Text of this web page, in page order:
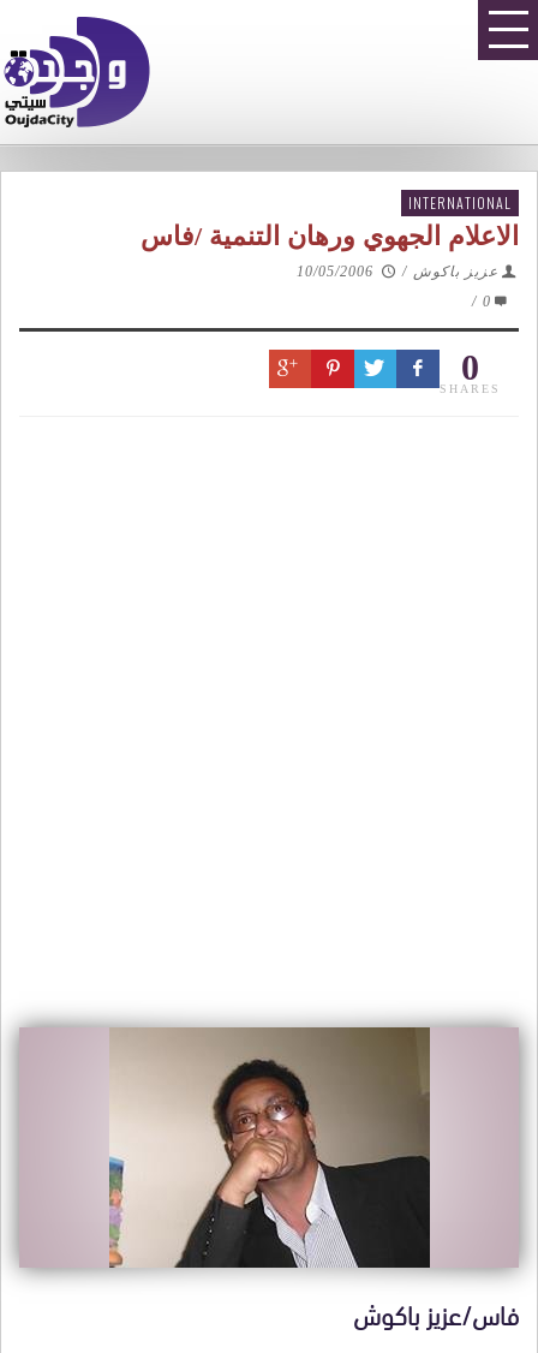
INTERNATIONAL
الاعلام الجهوي ورهان التنمية /فاس
عزيز باكوش /
10/05/2006
0
/
0
SHARES
فاس/عزيز باكوش